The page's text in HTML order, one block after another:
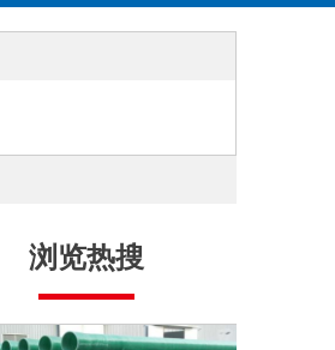
浏览热搜